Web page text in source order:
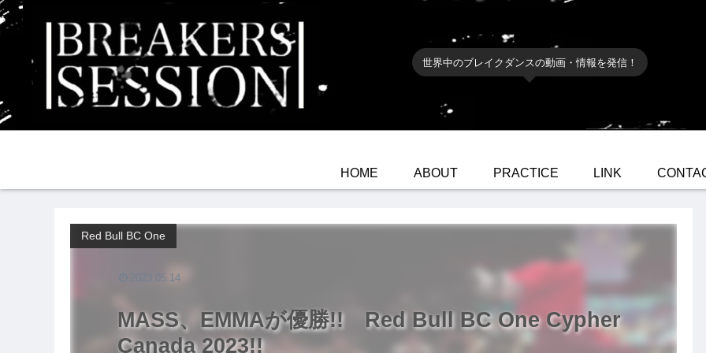
世界中のブレイクダンスの動画・情報を発信！
HOME ABOUT PRACTICE LINK
MASS、EMMAが優勝!! Red Bull BC One Cypher
Canada 2023!!
Red Bull BC One
2023.05.14